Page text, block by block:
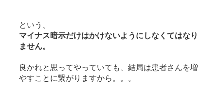
という、
マイナス暗示だけはかけないようにしなくてはなり
ません。
良かれと思ってやっていても、結局は患者さんを増
やすことに繋がりますから。。。